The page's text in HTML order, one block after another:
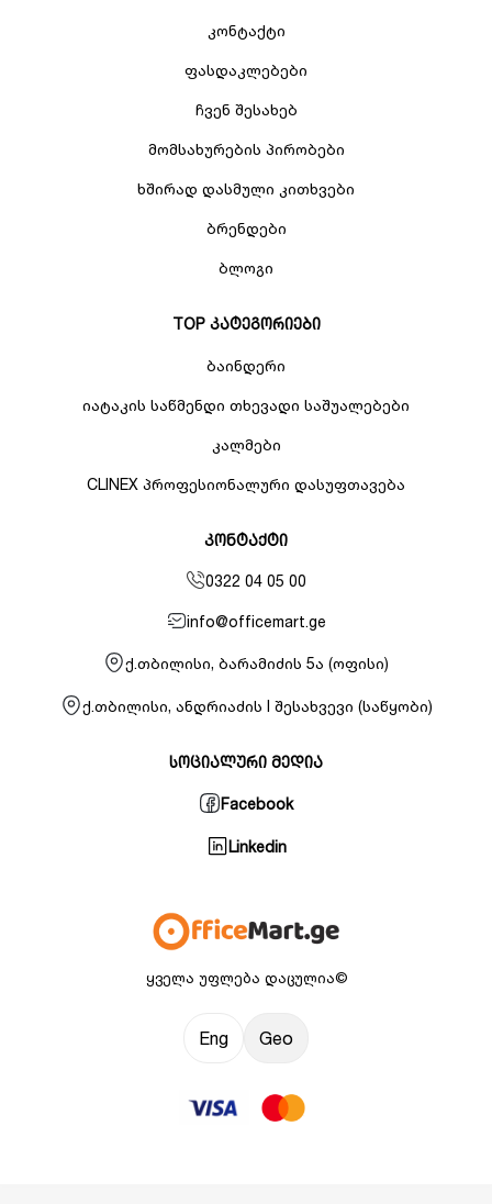
ყველა უფლება დაცულია©
Eng Geo
კონტაქტი
ფასდაკლებები
ჩვენ შესახებ
მომსახურების პირობები
ხშირად დასმული კითხვები
ბრენდები
ბლოგი
TOP კატეგორიები
ბაინდერი
იატაკის საწმენდი თხევადი საშუალებები
კალმები
CLINEX პროფესიონალური დასუფთავება
კონტაქტი
0322 04 05 00
info@officemart.ge
ქ.თბილისი, ბარამიძის 5ა (ოფისი)
ქ.თბილისი, ანდრიაძის I შესახვევი (საწყობი)
სოციალური მედია
Facebook
Linkedin